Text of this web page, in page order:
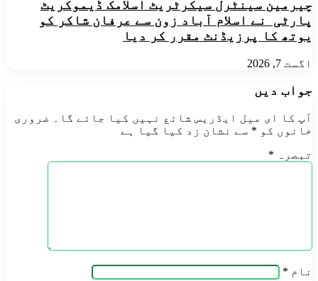
چیرمین سینٹرل سیکرٹریٹ اسلامک ڈیموکریٹ
پارٹی نے اسلام آباد زون سے عرفان شاکر کو
یوتھ کا پرزیڈنٹ مقرر کر دیا
اگست 7, 2026
جواب دیں
آپ کا ای میل ایڈریس شائع نہیں کیا جائے گا۔
ضروری
خانوں کو * سے نشان زد کیا گیا ہے
تبصرہ *
نام *